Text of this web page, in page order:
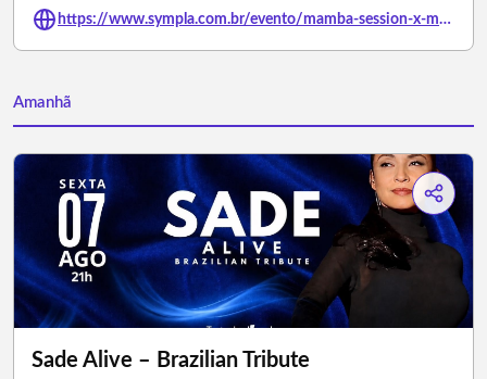
https://www.sympla.com.br/evento/mamba-session-x-marina/3490683
Amanhã
Sade Alive – Brazilian Tribute